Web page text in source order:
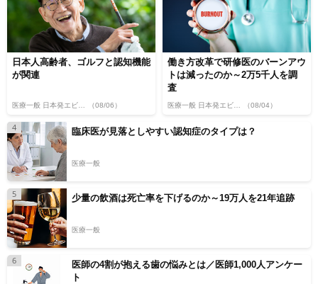
日本人高齢者、ゴルフと認知機能
が関連
（08/06）
働き方改革で研修医のバーンアウ
トは減ったのか～2万5千人を調
査
（08/04）
4 臨床医が見落としやすい認知症のタイプは？
医療一般
5 少量の飲酒は死亡率を下げるのか～19万人を21年追跡
医療一般
6
医師の4割が抱える歯の悩みとは／医師1,000人アンケー
ト